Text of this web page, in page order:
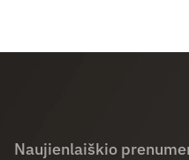
Naujienlaiškio